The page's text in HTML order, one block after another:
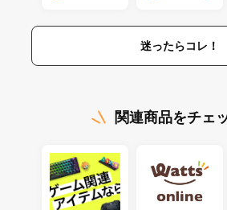
迷ったらコレ！
関連商品をチェ